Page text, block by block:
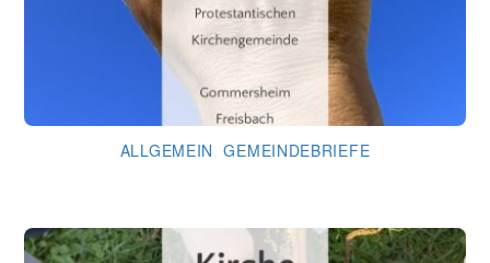
ALLGEMEIN ,GEMEINDEBRIEFE